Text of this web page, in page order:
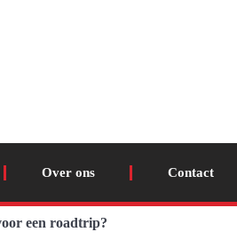
Over ons Contact
een roadtrip?